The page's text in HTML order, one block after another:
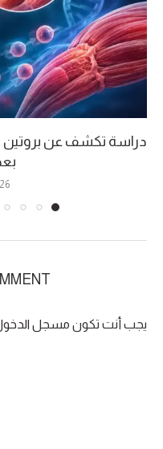
دراسة تكشف عن بروتين
يجب أنت تكون مسجل